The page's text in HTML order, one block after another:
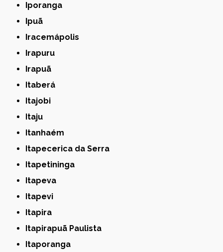
Iporanga
Ipuã
Iracemápolis
Irapuru
Irapuã
Itaberá
Itajobi
Itaju
Itanhaém
Itapecerica da Serra
Itapetininga
Itapeva
Itapevi
Itapira
Itapirapuã Paulista
Itaporanga